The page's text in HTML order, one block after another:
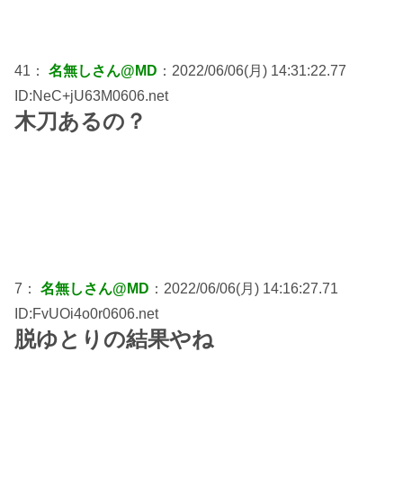
41： 名無しさん@MD ：2022/06/06(月) 14:31:22.77
ID:NeC+jU63M0606.net
木刀あるの？
7： 名無しさん@MD ：2022/06/06(月) 14:16:27.71
ID:FvUOi4o0r0606.net
脱ゆとりの結果やね